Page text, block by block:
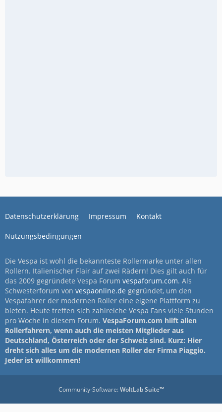
Datenschutzerklärung Impressum Kontakt
Nutzungsbedingungen
Die Vespa ist wohl die bekannteste Rollermarke unter allen
Rollern. Italienischer Flair auf zwei Rädern! Dies gilt auch für
das 2009 gegründete Vespa Forum vespaforum.com. Als
Schwesterforum von vespaonline.de gegründet, um den
Vespafahrer der modernen Roller eine eigene Plattform zu
bieten. Heute treffen sich zahlreiche Vespa Fans viele Stunden
pro Woche in diesem Forum. VespaForum.com hilft allen
Rollerfahrern, wenn auch die meisten Mitglieder aus
Deutschland, Österreich oder der Schweiz sind. Kurz: Hier
dreht sich alles um die modernen Roller der Firma Piaggio.
Jeder ist willkommen!
Community-Software:WoltLab Suite™